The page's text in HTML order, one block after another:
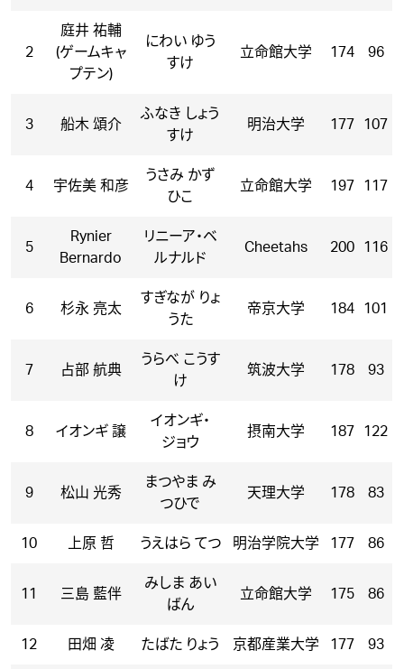
2
庭井 祐輔
(ゲームキャ
プテン)
にわい ゆう
すけ
立命館大学 174 96
3 船木 頌介
ふなき しょう
すけ
明治大学 177 107
4 宇佐美 和彦
うさみ かず
ひこ
立命館大学 197 117
5
Rynier
Bernardo
リニーア・ベ
ルナルド
Cheetahs 200 116
6 杉永 亮太
すぎなが りょ
うた
帝京大学 184 101
7 占部 航典
うらべ こうす
け
筑波大学 178 93
8 イオンギ 譲
イオンギ・
ジョウ
摂南大学 187 122
9 松山 光秀
まつやま み
つひで
天理大学 178 83
10 上原 哲 うえはら てつ 明治学院大学 177 86
11 三島 藍伴
みしま あい
ばん
立命館大学 175 86
12 田畑 凌 たばた りょう 京都産業大学 177 93